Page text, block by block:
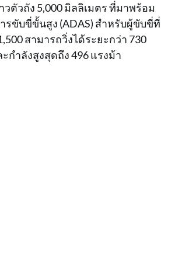
ตัวถัง 5,000 มิลลิเมตร ที่มาพร้อม
รขับขี่ขั้นสูง (ADAS) สำหรับผู้ขับขี่ที่
สามารถวิ่งได้ระยะกว่า 730
กำลังสูงสุดถึง 496 แรงม้า